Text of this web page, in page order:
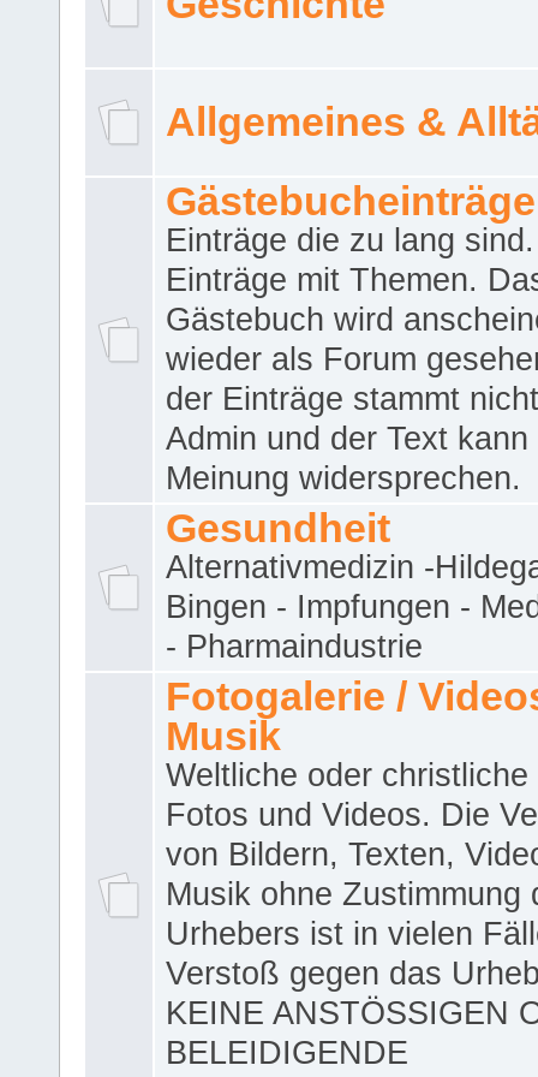
Allgemeines &
Gästebucheinträge
Einträge die zu lang
Einträge mit Themen.
Gästebuch wird
wieder als Forum
der Einträge stammt
Admin und der Text kann
Meinung widersprechen.
Gesundheit
Alternativmedizin -
Bingen - Impfungen -
- Pharmaindustrie
Fotogalerie /
Musik
Weltliche oder christliche
Fotos und Videos. Die
von Bildern, Texten,
Musik ohne Zustimmung
Urhebers ist in vielen
Verstoß gegen das
KEINE ANSTÖSSIGEN
BELEIDIGENDE